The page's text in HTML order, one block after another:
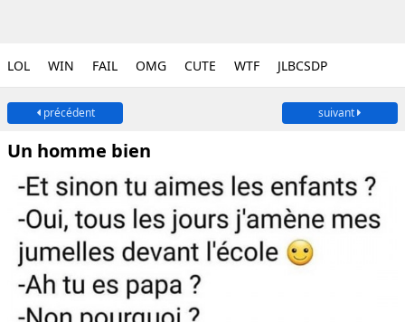
LOL WIN FAIL OMG CUTE WTF JLBCSDP
précédent suivant
Un homme bien